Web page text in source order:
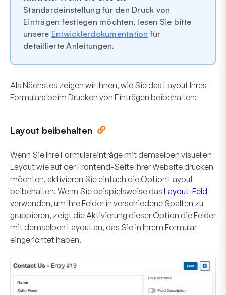
Standardeinstellung für den Druck von
Einträgen festlegen möchten, lesen Sie bitte
unsere Entwicklerdokumentation für
detaillierte Anleitungen.
Als Nächstes zeigen wir Ihnen, wie Sie das Layout Ihres
Formulars beim Drucken von Einträgen beibehalten:
Layout beibehalten
Wenn Sie Ihre Formulareinträge mit demselben visuellen
Layout wie auf der Frontend-Seite Ihrer Website drucken
möchten, aktivieren Sie einfach die Option Layout
beibehalten. Wenn Sie beispielsweise das Layout-Feld
verwenden, um Ihre Felder in verschiedene Spalten zu
gruppieren, zeigt die Aktivierung dieser Option die Felder
mit demselben Layout an, das Sie in Ihrem Formular
eingerichtet haben.